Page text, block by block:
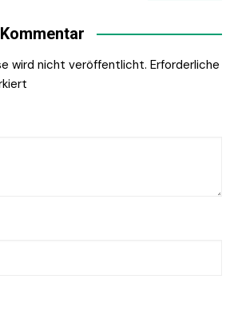
wird nicht veröffentlicht. Erforderliche